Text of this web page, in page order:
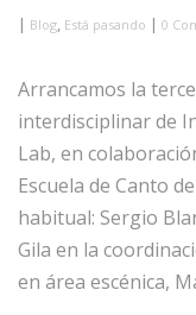
| Blog, Está pasando | 0
Arrancamos la
interdisciplinar de
Lab, en
Escuela de Canto
habitual: Sergio
Gila en la
en área escénica,